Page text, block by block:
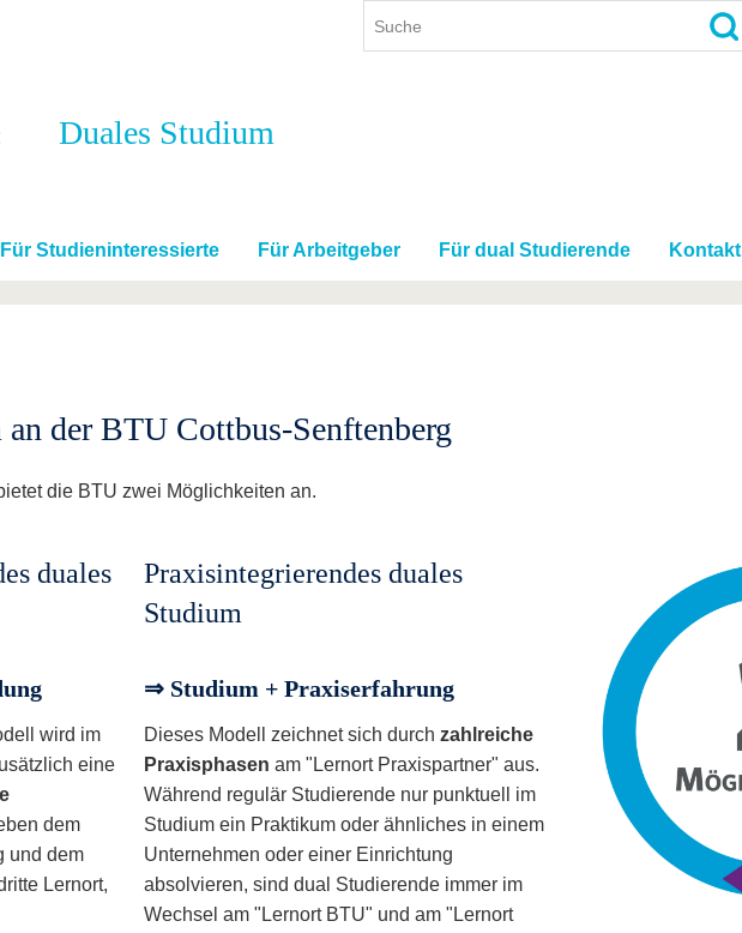
Studium
International
Mit der BTU ins Ausland
Weiterbildung
Kontakt Gründen an der BTU
Duales Studium
Für Studieninteressierte Für Arbeitgeber Für dual Studierende Kontakt
der BTU Cottbus-Senftenberg
die BTU zwei Möglichkeiten an.
duales
wird im
eine
dem
und dem
Lernort,
Praxisintegrierendes duales
Studium
⇒ Studium + Praxiserfahrung
Dieses Modell zeichnet sich durchzahlreiche
Praxisphasen am "Lernort Praxispartner" aus.
Während regulär Studierende nur punktuell im
Studium ein Praktikum oder ähnliches in einem
Unternehmen oder einer Einrichtung
absolvieren, sind dual Studierende immer im
Wechsel am "Lernort BTU" und am "Lernort